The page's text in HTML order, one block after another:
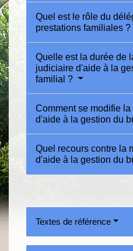
Quel est le rôle du
prestations familiales ?
Quelle est la durée de
judiciaire d'aide à la
familial ?
Comment se modifie
d'aide à la gestion du
Quel recours contre la
d'aide à la gestion du
Textes de référence